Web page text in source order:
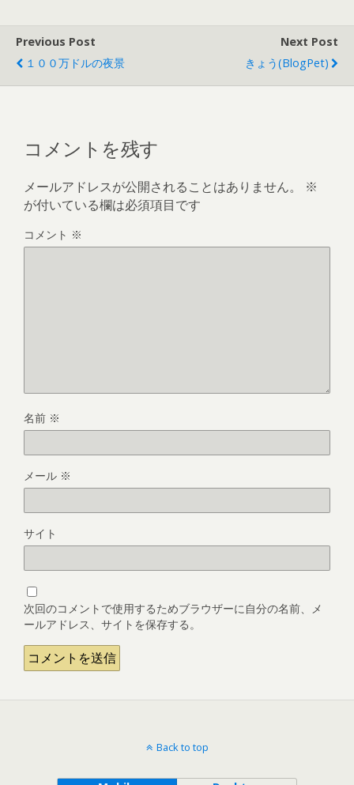
Previous Post
１００万ドルの夜景
Next Post
きょう(BlogPet)
コメントを残す
メールアドレスが公開されることはありません。
※
が付いている欄は必須項目です
コメント ※
名前 ※
メール ※
サイト
次回のコメントで使用するためブラウザーに自分の名前、メ
ールアドレス、サイトを保存する。
Back to top